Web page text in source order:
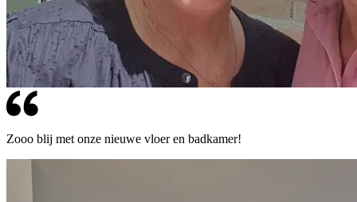
Zooo blij met onze nieuwe vloer en badkamer!